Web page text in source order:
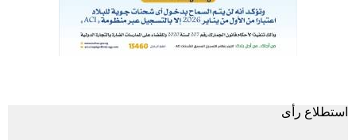
استطلاع رأى